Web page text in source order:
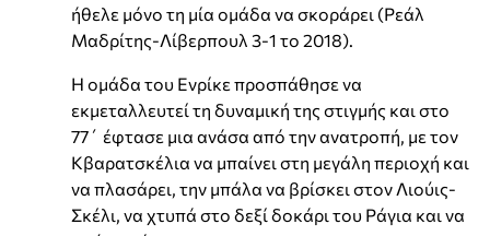
ήθελε μόνο τη μία ομάδα να σκοράρει (Ρεάλ
Μαδρίτης-Λίβερπουλ 3-1 το 2018).
Η ομάδα του Ενρίκε προσπάθησε να
εκμεταλλευτεί τη δυναμική της στιγμής και στο
77΄ έφτασε μια ανάσα από την ανατροπή, με τον
Κβαρατσκέλια να μπαίνει στη μεγάλη περιοχή και
να πλασάρει, την μπάλα να βρίσκει στον Λιούις-
Σκέλι, να χτυπά στο δεξί δοκάρι του Ράγια και να